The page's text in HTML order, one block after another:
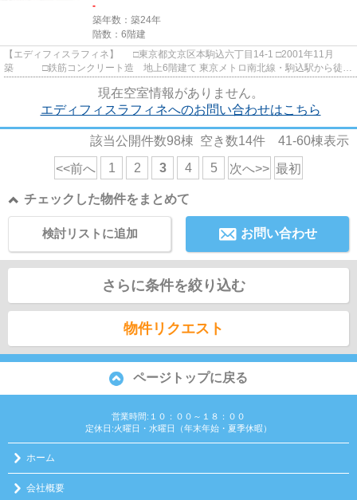
-
築年数：築24年
階数：6階建
【エディフィスラフィネ】 □東京都文京区本駒込六丁目14-1 □2001年11月
築 □鉄筋コンクリート造 地上6階建て 東京メトロ南北線・駒込駅から徒歩
現在空室情報がありません。
エディフィスラフィネへのお問い合わせはこちら
該当公開件数98棟 空き数14件 41-60棟表示
<<前へ 1 2 3 4 5 次へ>> 最初
チェックした物件をまとめて
お問い合わせ
検討リストに追加
さらに条件を絞り込む
物件リクエスト
ページトップに戻る
営業時間:１０：００～１８：００
定休日:火曜日・水曜日（年末年始・夏季休暇）
ホーム
会社概要